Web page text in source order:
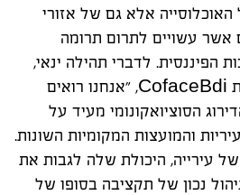
האוכלוסייה אלא גם של אזורי
אשר עשויים לתרום תרומה
הפיננסית. לדברי תהילה ינאי,
מנכ״לית משותפת בחברת CofaceBdi, ״אנחנו רואים
הסוציואקונומי מעיד על
והמועצות המקומיות השונות.
של עירייה, היכולת שלה לגבות את
נכון של תקציבה בסופו של